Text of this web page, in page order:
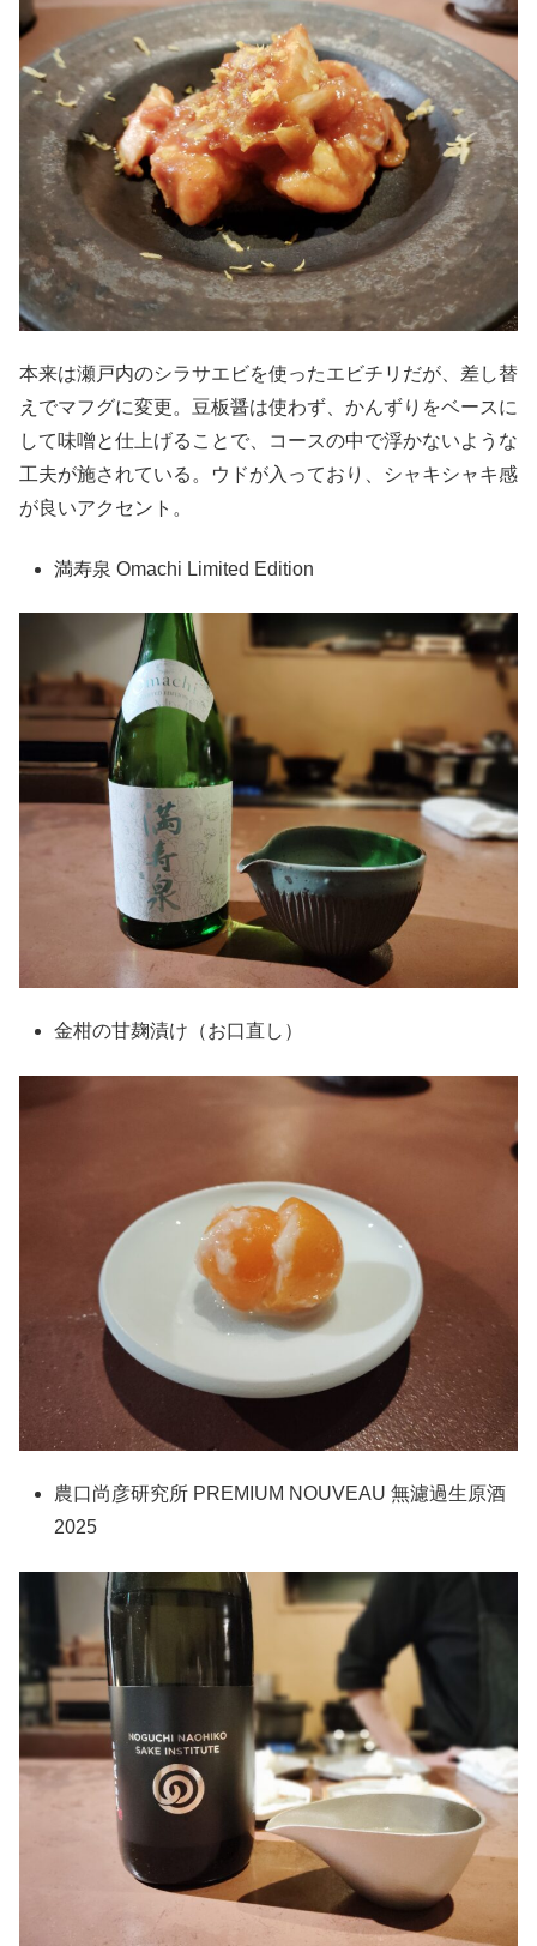
本来は瀬戸内のシラサエビを使ったエビチリだが、差し替
えでマフグに変更。豆板醤は使わず、かんずりをベースに
して味噌と仕上げることで、コースの中で浮かないような
工夫が施されている。ウドが入っており、シャキシャキ感
が良いアクセント。
満寿泉 Omachi Limited Edition
金柑の甘麹漬け（お口直し）
農口尚彦研究所 PREMIUM NOUVEAU 無濾過生原酒
2025